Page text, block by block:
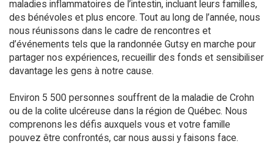
maladies inflammatoires de l’intestin, incluant leurs familles,
des bénévoles et plus encore. Tout au long de l’année, nous
nous réunissons dans le cadre de rencontres et
d’événements tels que la randonnée Gutsy en marche pour
partager nos expériences, recueillir des fonds et sensibiliser
davantage les gens à notre cause.
Environ 5 500 personnes souffrent de la maladie de Crohn
ou de la colite ulcéreuse dans la région de Québec. Nous
comprenons les défis auxquels vous et votre famille
pouvez être confrontés, car nous aussi y faisons face.